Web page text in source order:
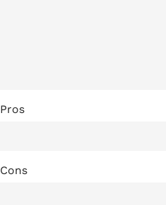
Pros
Cons